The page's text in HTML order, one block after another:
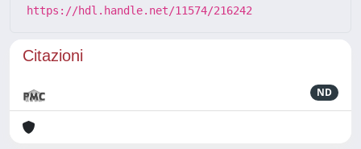
https://hdl.handle.net/11574/216242
Citazioni
ND